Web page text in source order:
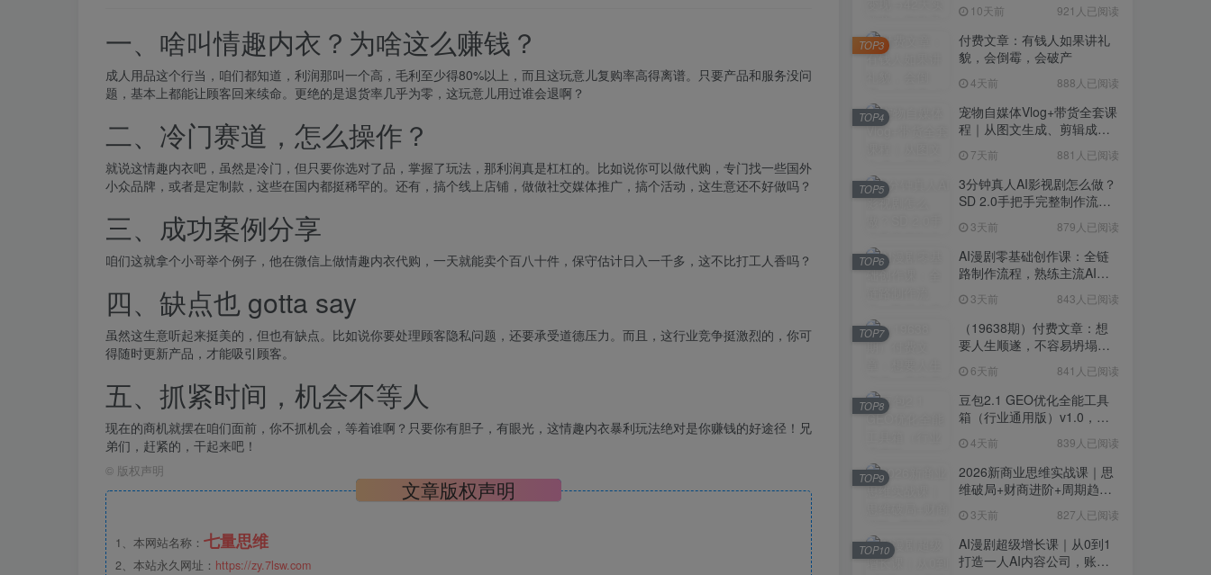
一、啥叫情趣内衣？为啥这么赚钱？
成人用品这个行当，咱们都知道，利润那叫一个高，毛利至少得80%以上，而且这玩意儿复购率高得离谱。只要产品和服务没问
题，基本上都能让顾客回来续命。更绝的是退货率几乎为零，这玩意儿用过谁会退啊？
二、冷门赛道，怎么操作？
就说这情趣内衣吧，虽然是冷门，但只要你选对了品，掌握了玩法，那利润真是杠杠的。比如说你可以做代购，专门找一些国外
小众品牌，或者是定制款，这些在国内都挺稀罕的。还有，搞个线上店铺，做做社交媒体推广，搞个活动，这生意还不好做吗？
三、成功案例分享
咱们这就拿个小哥举个例子，他在微信上做情趣内衣代购，一天就能卖个百八十件，保守估计日入一千多，这不比打工人香吗？
四、缺点也 gotta say
虽然这生意听起来挺美的，但也有缺点。比如说你要处理顾客隐私问题，还要承受道德压力。而且，这行业竞争挺激烈的，你可
得随时更新产品，才能吸引顾客。
五、抓紧时间，机会不等人
现在的商机就摆在咱们面前，你不抓机会，等着谁啊？只要你有胆子，有眼光，这情趣内衣暴利玩法绝对是你赚钱的好途径！兄
弟们，赶紧的，干起来吧！
© 版权声明
文章版权声明
1、本网站名称： 七量思维
2、本站永久网址： https://zy.7lsw.com
域转化批量成交积累客户案
例
10天前 921人已阅读
付费文章：有钱人如果讲礼
貌，会倒霉，会破产
4天前 888人已阅读
TOP3
宠物自媒体Vlog+带货全套课
程｜从图文生成、剪辑成片
7天前 881人已阅读
TOP4
3分钟真人AI影视剧怎么做？
SD 2.0手把手完整制作流程
无限生成
3天前 879人已阅读
TOP5
AI漫剧零基础创作课：全链
路制作流程，熟练主流AI工
3天前 843人已阅读
TOP6
（19638期）付费文章：想
要人生顺遂，不容易坍塌，
6天前 841人已阅读
TOP7
豆包2.1 GEO优化全能工具
箱（行业通用版）v1.0，会
景4天前 839人已阅读
TOP8
2026新商业思维实战课｜思
维破局+财商进阶+周期趋势
度解析全体系
3天前 827人已阅读
TOP9
AI漫剧超级增长课｜从0到1
打造一人AI内容公司，账号
TOP10